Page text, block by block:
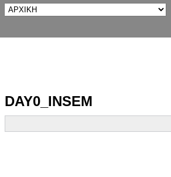
DAY0_INSEM